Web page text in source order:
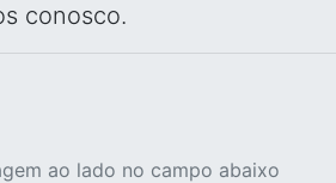
conosco.
ao lado no campo abaixo